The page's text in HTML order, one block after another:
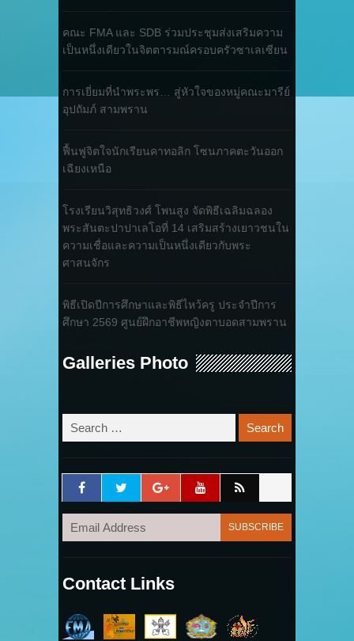
คณะ FMA และ SDB ร่วมประชุมส่งเสริมความ
เป็นหนึ่งเดียวในจิตตารมณ์ครอบครัวซาเลเซียน
การเยี่ยมที่นำพระพร… สู่หัวใจของหมู่คณะมารีย์
อุปถัมภ์ สามพราน
ฟื้นฟูจิตใจนักเรียนคาทอลิก โซนภาคตะวันออก
เฉียงเหนือ
โรงเรียนวิสุทธิวงศ์ โพนสูง จัดพิธีเฉลิมฉลอง
พระสันตะปาปาเลโอที่ 14 เสริมสร้างเยาวชนใน
ความเชื่อและความเป็นหนึ่งเดียวกับพระ
ศาสนจักร
พิธีเปิดปีการศึกษาและพิธีไหว้ครู ประจำปีการ
ศึกษา 2569 ศูนย์ฝึกอาชีพหญิงตาบอดสามพราน
Galleries Photo
Contact Links